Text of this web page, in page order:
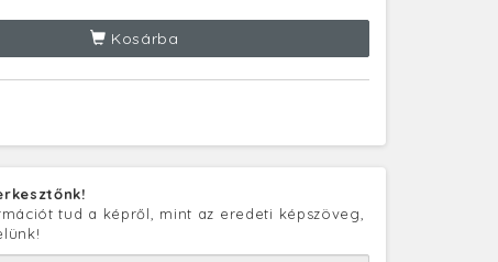
Kosárba
tud a képről, mint az eredeti képszöveg,